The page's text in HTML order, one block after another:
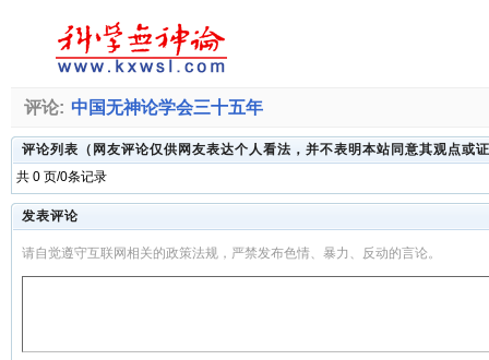
评论: 中国无神论学会三十五年
评论列表（网友评论仅供网友表达个人看法，并不表明本站同意其观点或
共 0 页/0条记录
发表评论
请自觉遵守互联网相关的政策法规，严禁发布色情、暴力、反动的言论。